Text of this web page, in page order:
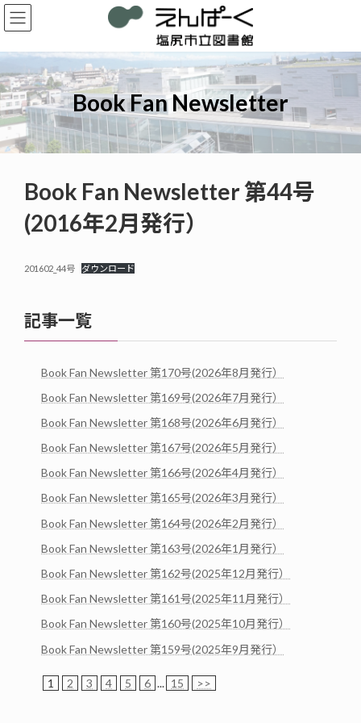
コ
ン
ン
ツ
へ
ス
キ
ッ
プ
ナ
ビ
ー
シ
ョ
ン
に
移
動
Book Fan Newsletter
Book Fan Newsletter 第44号
(2016年2月発行）
201602_44号 ダウンロード
記事一覧
Book Fan Newsletter 第170号(2026年8月発行）
Book Fan Newsletter 第169号(2026年7月発行）
Book Fan Newsletter 第168号(2026年6月発行）
Book Fan Newsletter 第167号(2026年5月発行）
Book Fan Newsletter 第166号(2026年4月発行）
Book Fan Newsletter 第165号(2026年3月発行）
Book Fan Newsletter 第164号(2026年2月発行）
Book Fan Newsletter 第163号(2026年1月発行）
Book Fan Newsletter 第162号(2025年12月発行）
Book Fan Newsletter 第161号(2025年11月発行）
Book Fan Newsletter 第160号(2025年10月発行）
Book Fan Newsletter 第159号(2025年9月発行）
1 2 3 4 5 6 ... 15 >>